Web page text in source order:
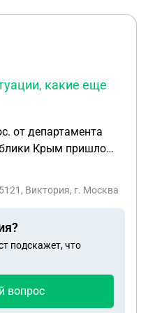
какие еще
от департамента
Крым пришло
учетных
Заявление
денежной
жилое помещение; 2.
(жилое помещение )
2
Виктория, г. Москва
подскажет, что
вопрос